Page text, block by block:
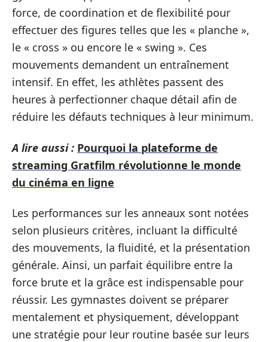
force, de coordination et de flexibilité pour
effectuer des figures telles que les « planche »,
le « cross » ou encore le « swing ». Ces
mouvements demandent un entraînement
intensif. En effet, les athlètes passent des
heures à perfectionner chaque détail afin de
réduire les défauts techniques à leur minimum.
A lire aussi : Pourquoi la plateforme de
streaming Gratfilm révolutionne le monde
du cinéma en ligne
Les performances sur les anneaux sont notées
selon plusieurs critères, incluant la difficulté
des mouvements, la fluidité, et la présentation
générale. Ainsi, un parfait équilibre entre la
force brute et la grâce est indispensable pour
réussir. Les gymnastes doivent se préparer
mentalement et physiquement, développant
une stratégie pour leur routine basée sur leurs